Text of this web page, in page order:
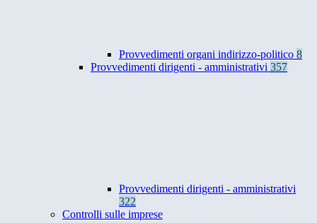
Provvedimenti organi indirizzo-politico 8
Provvedimenti dirigenti - amministrativi 357
Provvedimenti dirigenti - amministrativi
322
Controlli sulle imprese